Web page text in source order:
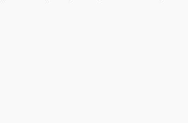
chic, industrialnym i loft.